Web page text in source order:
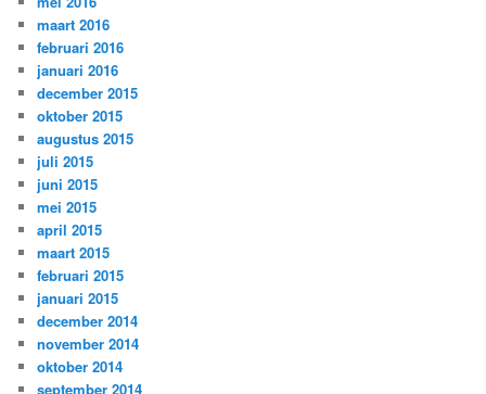
maart 2016
februari 2016
januari 2016
december 2015
oktober 2015
augustus 2015
juli 2015
juni 2015
mei 2015
april 2015
maart 2015
februari 2015
januari 2015
december 2014
november 2014
oktober 2014
september 2014